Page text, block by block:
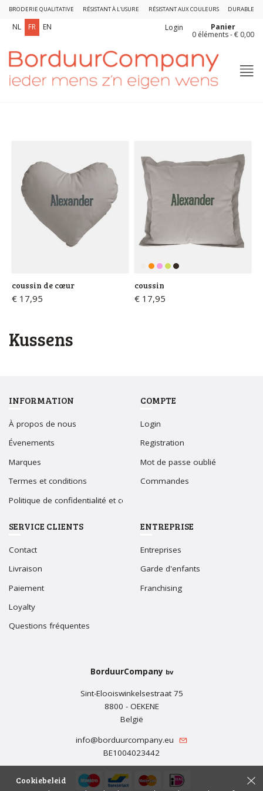
BRODERIE QUALITATIVE RÉSISTANT À L'USURE RÉSISTANT AUX COULEURS DURABLE
NL FR EN Login Panier
0 éléments - € 0,00
coussin de cœur
€ 17,95
coussin
€ 17,95
kussens
INFORMATION
À propos de nous
Évenements
Marques
Termes et conditions
Politique de confidentialité et cookies
COMPTE
Login
Registration
Mot de passe oublié
Commandes
SERVICE CLIENTS
Contact
Livraison
Paiement
Loyalty
Questions fréquentes
ENTREPRISE
Entreprises
Garde d'enfants
Franchising
BorduurCompany bv
Sint-Elooiswinkelsestraat 75
8800 - OEKENE
België
info@borduurcompany.eu
BE1004023442
Cookiebeleid